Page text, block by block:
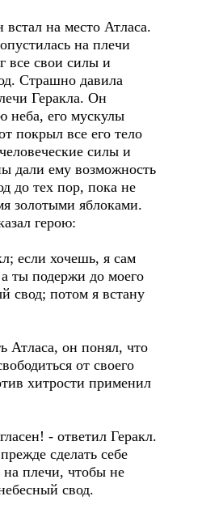
встал на место Атласа.
на плечи
все свои силы и
Страшно давила
Геракла. Он
неба, его мускулы
покрыл все его тело
силы и
дали ему возможность
до тех пор, пока не
золотыми яблоками.
герою:
если хочешь, я сам
ты подержи до моего
свод; потом я встану
Атласа, он понял, что
от своего
хитрости применил
- ответил Геракл.
сделать себе
плечи, чтобы не
свод.